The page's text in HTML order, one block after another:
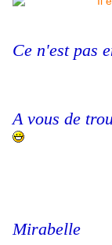
Ce n'est pas
A vous de
Mirabelle